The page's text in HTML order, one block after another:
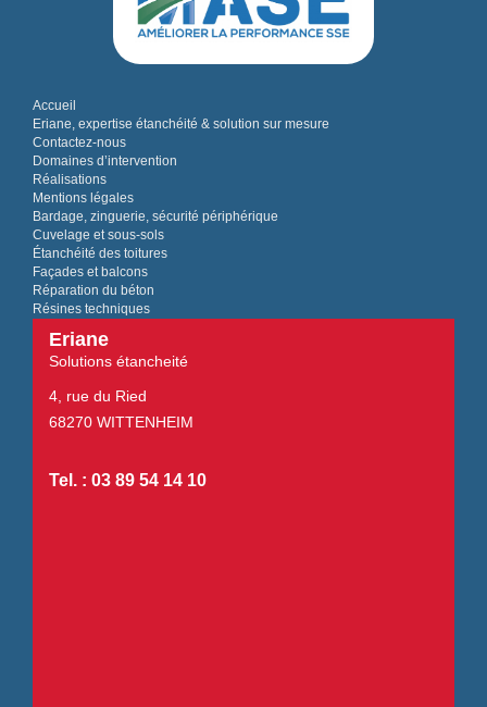
Accueil
Eriane, expertise étanchéité & solution sur mesure
Contactez-nous
Domaines d’intervention
Réalisations
Mentions légales
Bardage, zinguerie, sécurité périphérique
Cuvelage et sous-sols
Étanchéité des toitures
Façades et balcons
Réparation du béton
Résines techniques
Eriane
Solutions étancheité
4, rue du Ried
68270 WITTENHEIM
Tel. : 03 89 54 14 10